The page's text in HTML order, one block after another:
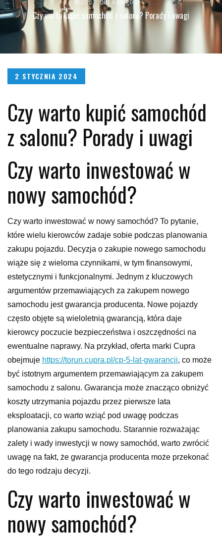
Czy warto kupić samochód z salonu? Porady i uwagi
Posted
2 STYCZNIA 2024
Czy warto kupić samochód
z salonu? Porady i uwagi
Czy warto inwestować w
nowy samochód?
Czy warto inwestować w nowy samochód? To pytanie,
które wielu kierowców zadaje sobie podczas planowania
zakupu pojazdu. Decyzja o zakupie nowego samochodu
wiąże się z wieloma czynnikami, w tym finansowymi,
estetycznymi i funkcjonalnymi. Jednym z kluczowych
argumentów przemawiających za zakupem nowego
samochodu jest gwarancja producenta. Nowe pojazdy
często objęte są wieloletnią gwarancją, która daje
kierowcy poczucie bezpieczeństwa i oszczędności na
ewentualne naprawy. Na przykład, oferta marki Cupra
obejmuje https://torun.cupra.pl/cp-5-lat-gwarancji, co może
być istotnym argumentem przemawiającym za zakupem
samochodu z salonu. Gwarancja może znacząco obniżyć
koszty utrzymania pojazdu przez pierwsze lata
eksploatacji, co warto wziąć pod uwagę podczas
planowania zakupu samochodu. Starannie rozważając
zalety i wady inwestycji w nowy samochód, warto zwrócić
uwagę na fakt, że gwarancja producenta może przekonać
do tego rodzaju decyzji.
Czy warto inwestować w
nowy samochód?